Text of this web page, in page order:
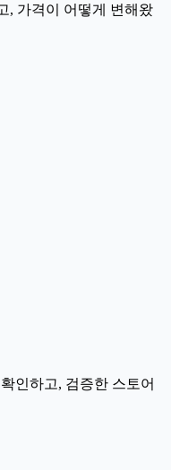
, 가격이 어떻게 변해왔
인하고, 검증한 스토어